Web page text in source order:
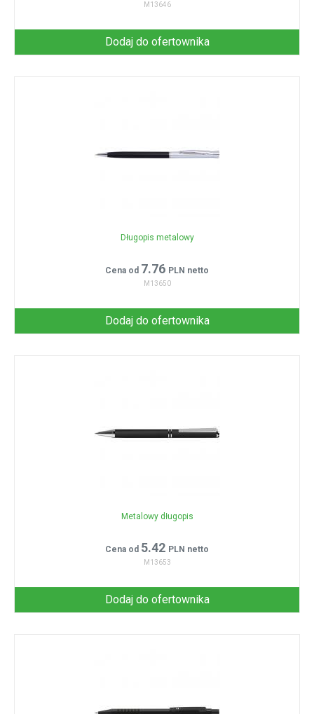
M13646
Dodaj do ofertownika
Długopis metalowy
Cena od 7.76 PLN netto
M13650
Dodaj do ofertownika
Metalowy długopis
Cena od 5.42 PLN netto
M13653
Dodaj do ofertownika